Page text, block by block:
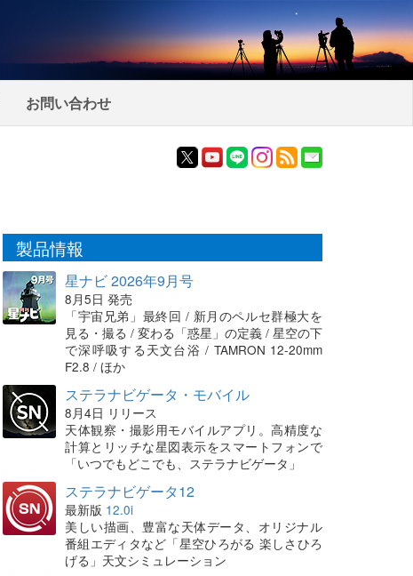
お問い合わせ
製品情報
星ナビ 2026年9月号
8月5日 発売
「宇宙兄弟」最終回 / 新月のペルセ群極大を
見る・撮る / 変わる「惑星」の定義 / 星空の下
で深呼吸する天文台浴 / TAMRON 12-20mm
F2.8 / ほか
ステラナビゲータ・モバイル
8月4日 リリース
天体観察・撮影用モバイルアプリ。高精度な
計算とリッチな星図表示をスマートフォンで
「いつでもどこでも、ステラナビゲータ」
ステラナビゲータ12
最新版 12.0i
美しい描画、豊富な天体データ、オリジナル
番組エディタなど「星空ひろがる 楽しさひろ
げる」天文シミュレーション